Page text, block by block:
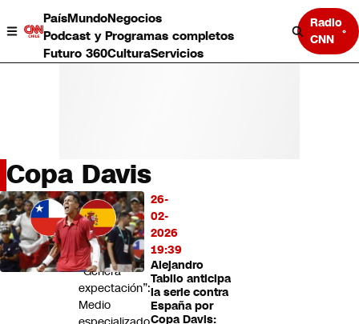
PaísMundoNegocios
Podcast y Programas completos
Futuro 360CulturaServicios
Radio
CNN
País
Mundo
Negocios
Deportes
Programas completos
Copa Davis
26-
02-
2026
19:39
Alejandro
Tabilo anticipa
la serie contra
España por
Copa Davis:
LO
MÁS
LEÍDO
“Genera
expectación”:
Medio